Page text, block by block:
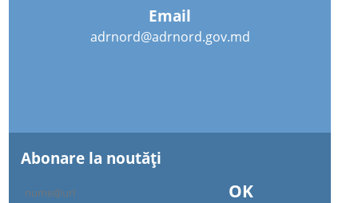
Email
adrnord@adrnord.gov.md
Abonare la noutăţi
OK